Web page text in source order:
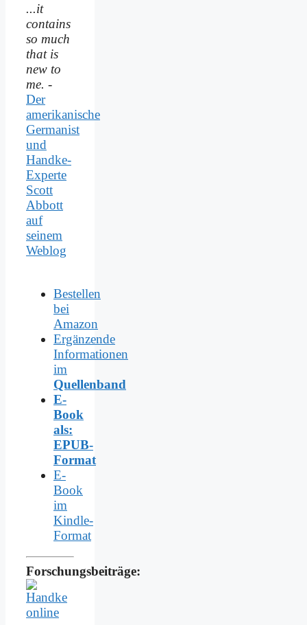
...it
contains
so much
that is
new to
me. -
Der
amerikanische
Germanist
und
Handke-
Experte
Scott
Abbott
auf
seinem
Weblog
Bestellen
bei
Amazon
Ergänzende
Informationen
im
Quellenband
E-
Book
als:
EPUB-
Format
E-
Book
im
Kindle-
Format
Forschungsbeiträge: